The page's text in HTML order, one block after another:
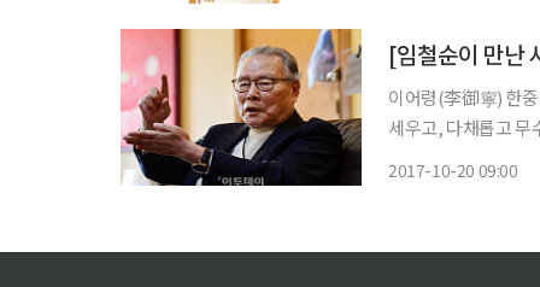
이어령(李御寧) 한
세우고, 다채롭고 무
2017-10-20 09:00